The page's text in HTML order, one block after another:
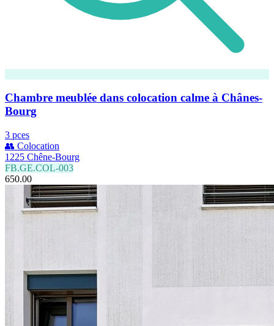
Chambre meublée dans colocation calme à Chânes-
Bourg
3 pces
👥 Colocation
1225 Chêne-Bourg
FB.GE.COL-003
650.00